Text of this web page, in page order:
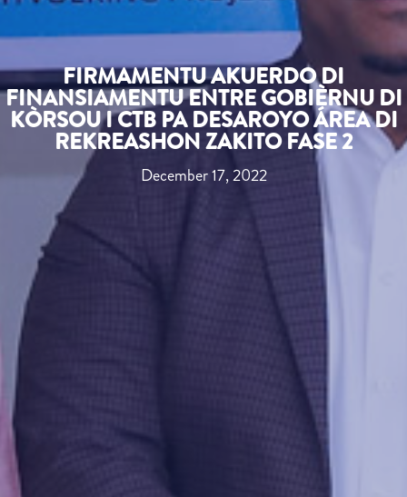
FIRMAMENTU AKUERDO DI
FINANSIAMENTU ENTRE GOBIÈRNU DI
KÒRSOU I CTB PA DESAROYO ÁREA DI
REKREASHON ZAKITO FASE 2
December 17, 2022